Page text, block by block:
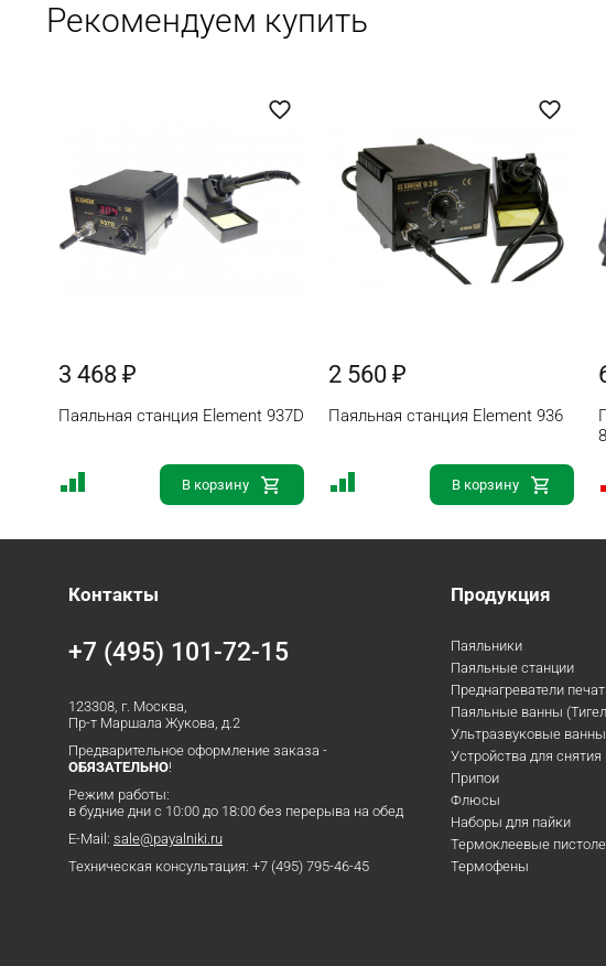
Рекомендуем купить
3 468 ₽
Паяльная станция Element 937D
В корзину
2 560 ₽
Паяльная станция Element 936
В корзину
Контакты
+7 (495) 101-72-15
123308, г. Москва,
Пр-т Маршала Жукова, д.2
Предварительное оформление заказа -
ОБЯЗАТЕЛЬНО!
Режим работы:
в будние дни с 10:00 до 18:00 без перерыва на обед
E-Mail: sale@payalniki.ru
Техническая консультация: +7 (495) 795-46-45
Продукция
Паяльники
Паяльные станции
Преднагреватели
Паяльные ванны
Ультразвуковые
Устройства для снятия
Припои
Флюсы
Наборы для пайки
Термоклеевые
Термофены